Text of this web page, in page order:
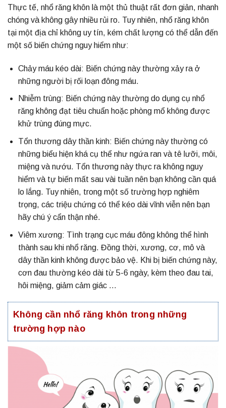
Thực tế, nhổ răng khôn là một thủ thuật rất đơn giản, nhanh
chóng và không gây nhiều rủi ro. Tuy nhiên, nhổ răng khôn
tại một địa chỉ không uy tín, kém chất lượng có thể dẫn đến
một số biến chứng nguy hiểm như:
Chảy máu kéo dài: Biến chứng này thường xảy ra ở
những người bị rối loạn đông máu.
Nhiễm trùng: Biến chứng này thường do dụng cụ nhổ
răng không đạt tiêu chuẩn hoặc phòng mổ không được
khử trùng đúng mực.
Tổn thương dây thần kinh: Biến chứng này thường có
những biểu hiện khá cụ thể như ngứa ran và tê lưỡi, môi,
miệng và nướu. Tổn thương này thực ra không nguy
hiểm và tự biến mất sau vài tuần nên bạn không cần quá
lo lắng. Tuy nhiên, trong một số trường hợp nghiêm
trọng, các triệu chứng có thể kéo dài vĩnh viễn nên bạn
hãy chú ý cẩn thận nhé.
Viêm xương: Tình trạng cục máu đông không thể hình
thành sau khi nhổ răng. Đồng thời, xương, cơ, mô và
dây thần kinh không được bảo vệ. Khi bị biến chứng này,
cơn đau thường kéo dài từ 5-6 ngày, kèm theo đau tai,
hôi miệng, giảm cảm giác …
Không cần nhổ răng khôn trong những
trường hợp nào